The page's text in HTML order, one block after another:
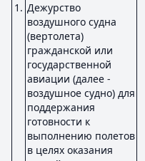
1. Дежурство
воздушного судна
(вертолета)
гражданской или
государственной
авиации (далее -
воздушное судно) для
поддержания
готовности к
выполнению полетов
в целях оказания